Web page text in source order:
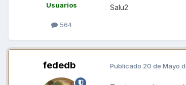
Usuarios
564
Salu2
fededb Publicado 20 de Mayo